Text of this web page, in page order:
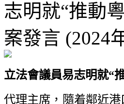
志明就“推動
案發言 (2024
立法會議員易志明就“
代理主席，隨着鄰近